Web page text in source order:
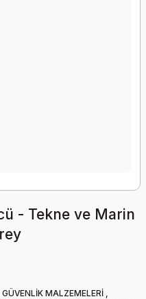
- Tekne ve Marin
MALZEMELERİ ,